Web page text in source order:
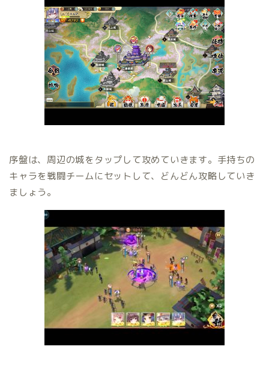
序盤は、周辺の城をタップして攻めていきます。手持ちの
キャラを戦闘チームにセットして、どんどん攻略していき
ましょう。